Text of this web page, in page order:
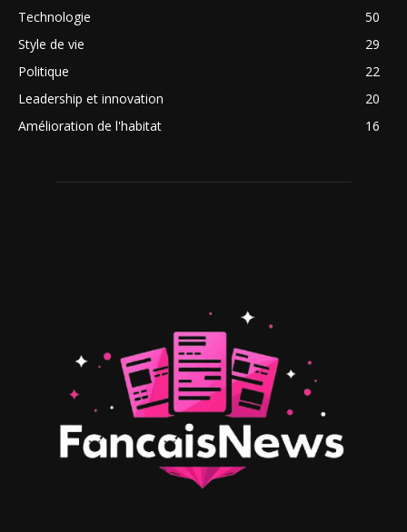
Technologie
50
Style de vie
29
Politique
22
Leadership et innovation
20
Amélioration de l'habitat
16